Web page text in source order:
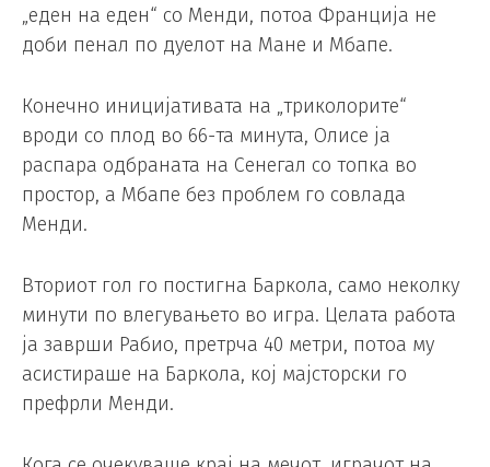
„еден на еден“ со Менди, потоа Франција не
доби пенал по дуелот на Мане и Мбапе.
Конечно иницијативата на „триколорите“
вроди со плод во 66-та минута, Олисе ја
распара одбраната на Сенегал со топка во
простор, а Мбапе без проблем го совлада
Менди.
Вториот гол го постигна Баркола, само неколку
минути по влегувањето во игра. Целата работа
ја заврши Рабио, претрча 40 метри, потоа му
асистираше на Баркола, кој мајсторски го
префрли Менди.